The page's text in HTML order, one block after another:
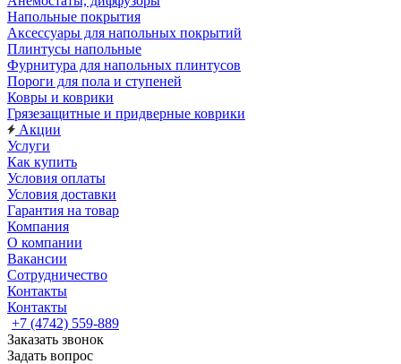
Напольные покрытия
Аксессуары для напольных покрытий
Плинтусы напольные
Фурнитура для напольных плинтусов
Пороги для пола и ступеней
Ковры и коврики
Грязезащитные и придверные коврики
Акции
Услуги
Как купить
Условия оплаты
Условия доставки
Гарантия на товар
Компания
О компании
Вакансии
Сотрудничество
Контакты
Контакты
+7 (4742) 559-889
Заказать звонок
Задать вопрос